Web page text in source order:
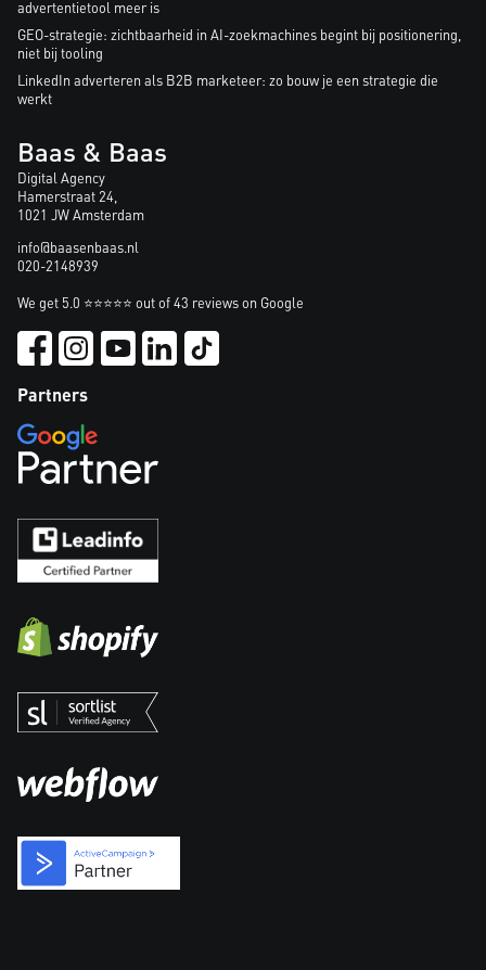
advertentietool meer is
GEO-strategie: zichtbaarheid in AI-zoekmachines begint bij positionering,
niet bij tooling
LinkedIn adverteren als B2B marketeer: zo bouw je een strategie die
werkt
Baas & Baas
Digital Agency
Hamerstraat 24,
1021 JW Amsterdam
info@baasenbaas.nl
020-2148939
We get 5.0 ⭐⭐⭐⭐⭐ out of 43 reviews on Google
Partners